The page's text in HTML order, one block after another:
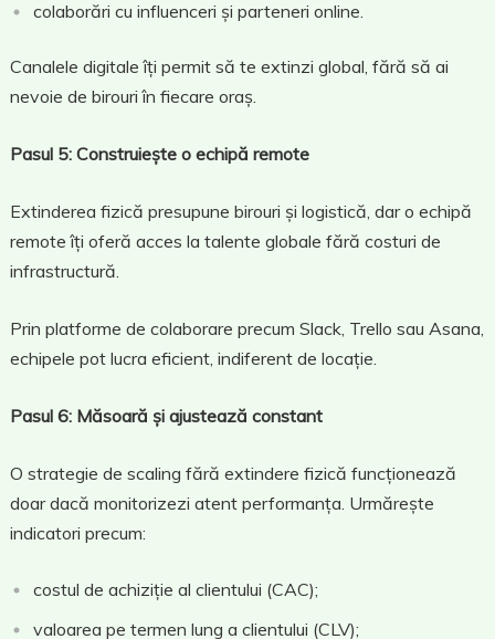
colaborări cu influenceri și parteneri online.
Canalele digitale îți permit să te extinzi global, fără să ai
nevoie de birouri în fiecare oraș.
Pasul 5: Construiește o echipă remote
Extinderea fizică presupune birouri și logistică, dar o echipă
remote îți oferă acces la talente globale fără costuri de
infrastructură.
Prin platforme de colaborare precum Slack, Trello sau Asana,
echipele pot lucra eficient, indiferent de locație.
Pasul 6: Măsoară și ajustează constant
O strategie de scaling fără extindere fizică funcționează
doar dacă monitorizezi atent performanța. Urmărește
indicatori precum:
costul de achiziție al clientului (CAC);
valoarea pe termen lung a clientului (CLV);